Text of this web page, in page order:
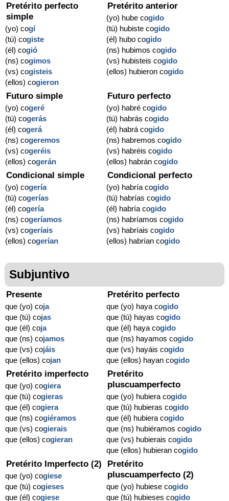
Pretérito perfecto
simple
(yo) cogí
(tú) cogiste
(él) cogió
(ns) cogimos
(vs) cogisteis
(ellos) cogieron
Pretérito anterior
(yo) hube cogido
(tú) hubiste cogido
(él) hubo cogido
(ns) hubimos cogido
(vs) hubisteis cogido
(ellos) hubieron cogido
Futuro simple
(yo) cogeré
(tú) cogerás
(él) cogerá
(ns) cogeremos
(vs) cogeréis
(ellos) cogerán
Futuro perfecto
(yo) habré cogido
(tú) habrás cogido
(él) habrá cogido
(ns) habremos cogido
(vs) habréis cogido
(ellos) habrán cogido
Condicional simple
(yo) cogería
(tú) cogerías
(él) cogería
(ns) cogeríamos
(vs) cogeríais
(ellos) cogerían
Condicional perfecto
(yo) habría cogido
(tú) habrías cogido
(él) habría cogido
(ns) habríamos cogido
(vs) habríais cogido
(ellos) habrían cogido
Subjuntivo
Presente
que (yo) coja
que (tú) cojas
que (él) coja
que (ns) cojamos
que (vs) cojáis
que (ellos) cojan
Pretérito perfecto
que (yo) haya cogido
que (tú) hayas cogido
que (él) haya cogido
que (ns) hayamos cogido
que (vs) hayáis cogido
que (ellos) hayan cogido
Pretérito imperfecto
que (yo) cogiera
que (tú) cogieras
que (él) cogiera
que (ns) cogiéramos
que (vs) cogierais
que (ellos) cogieran
Pretérito
pluscuamperfecto
que (yo) hubiera cogido
que (tú) hubieras cogido
que (él) hubiera cogido
que (ns) hubiéramos cogido
que (vs) hubierais cogido
que (ellos) hubieran cogido
Pretérito Imperfecto (2)
que (yo) cogiese
que (tú) cogieses
que (él) cogiese
Pretérito
pluscuamperfecto (2)
que (yo) hubiese cogido
que (tú) hubieses cogido